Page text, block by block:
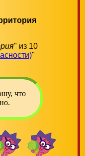
" из 10
"
что